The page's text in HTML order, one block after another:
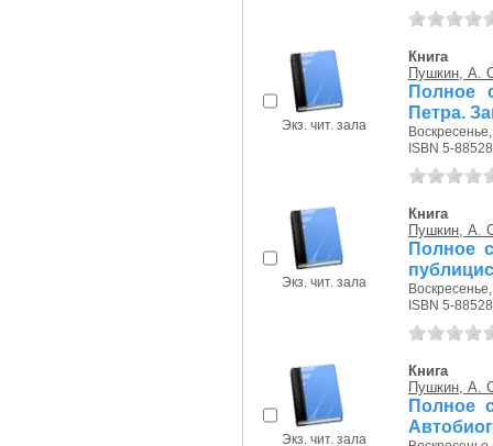
Экз. чит. зала
Книга
Пушкин, А.
Полное
Петра.
ISBN 5-
Экз. чит. зала
Книга
Пушкин, А.
Полное
ISBN 5-
Экз. чит. зала
Книга
Пушкин, А.
Полное